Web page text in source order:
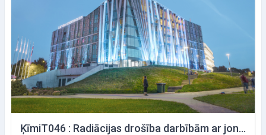
ĶīmiT046 : Radiācijas drošība darbībām ar jonizējošo starojumu avotiem lidostu darbiniekiem